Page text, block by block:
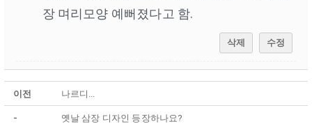
장 며리모양 예뻐졌다고 함.
삭제 수정
이전 나르디...
- 옛날 삼장 디자인 등장하나요?